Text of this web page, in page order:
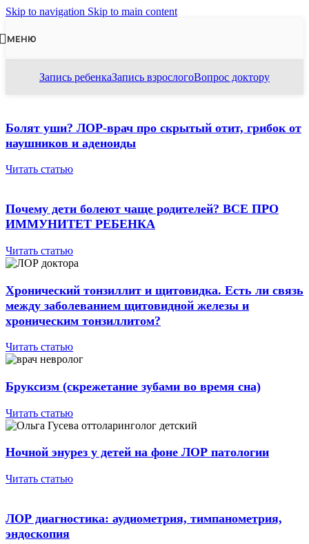
Skip to navigation Skip to main content
МЕНЮ
Запись ребенкаЗапись взрослогоВопрос доктору
Болят уши? ЛОР-врач про скрытый отит, грибок от
наушников и аденоиды
Читать статью
Почему дети болеют чаще родителей? ВСЕ ПРО
ИММУНИТЕТ РЕБЕНКА
Читать статью
Хронический тонзиллит и щитовидка. Есть ли связь
между заболеванием щитовидной железы и
хроническим тонзиллитом?
Читать статью
Бруксизм (скрежетание зубами во время сна)
Читать статью
Ночной энурез у детей на фоне ЛОР патологии
Читать статью
ЛОР диагностика: аудиометрия, тимпанометрия,
эндоскопия